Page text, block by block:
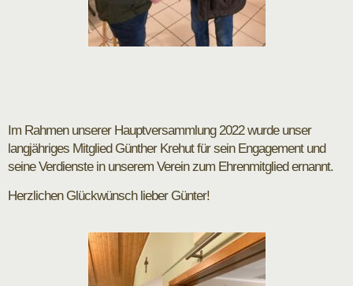
Im Rahmen unserer Hauptversammlung 2022 wurde unser
langjähriges Mitglied Günther Krehut für sein Engagement und
seine Verdienste in unserem Verein zum Ehrenmitglied ernannt.
Herzlichen Glückwünsch lieber Günter!